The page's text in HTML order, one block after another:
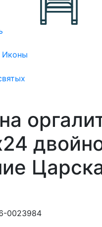
Иконы
0023984